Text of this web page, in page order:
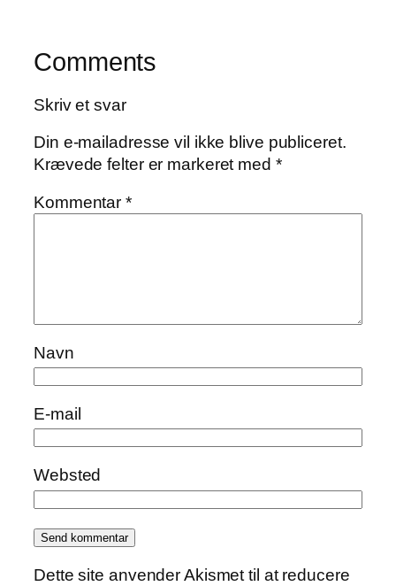
Comments
Skriv et svar
Din e-mailadresse vil ikke blive publiceret.
Krævede felter er markeret med *
Kommentar*
Navn
E-mail
Websted
Dette site anvender Akismet til at reducere